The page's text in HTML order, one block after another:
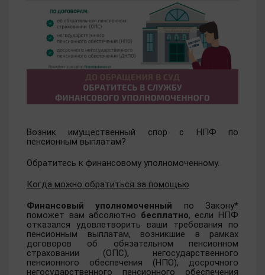
Возник имущественный спор с НПФ по
пенсионным выплатам?
Обратитесь к финансовому уполномоченному.
Когда можно обратиться за помощью
Финансовый уполномоченный по Закону*
поможет вам абсолютно бесплатно, если НПФ
отказался удовлетворить ваши требования по
пенсионным выплатам, возникшие в рамках
договоров об обязательном пенсионном
страховании (ОПС), негосударственного
пенсионного обеспечения (НПО), досрочного
негосударственного пенсионного обеспечения